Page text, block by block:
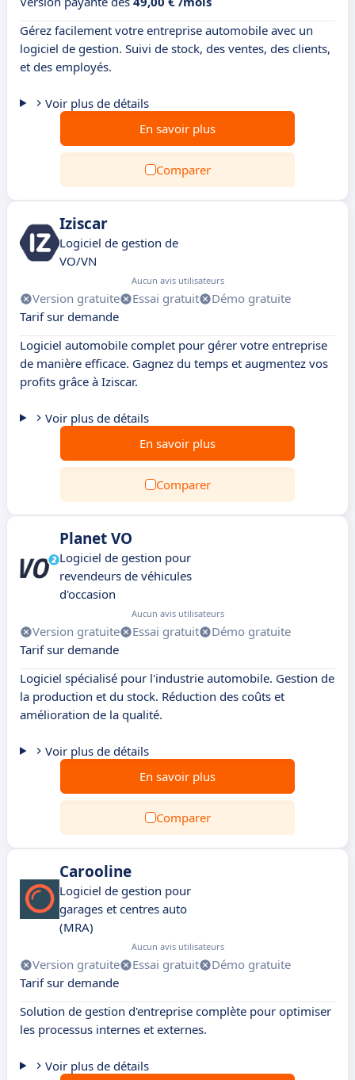
Gérez facilement votre entreprise automobile avec un
logiciel de gestion. Suivi de stock, des ventes, des clients,
et des employés.
Voir plus de détails
En savoir plus
Comparer
Iziscar
Logiciel de gestion de
VO/VN
Aucun avis utilisateurs
Version gratuite Essai gratuit
Démo gratuite
Tarif sur demande
Logiciel automobile complet pour gérer votre entreprise
de manière efficace. Gagnez du temps et augmentez vos
profits grâce à Iziscar.
Voir plus de détails
En savoir plus
Comparer
Planet VO
Logiciel de gestion pour
revendeurs de véhicules
d'occasion
Aucun avis utilisateurs
Version gratuite Essai gratuit
Démo gratuite
Tarif sur demande
Logiciel spécialisé pour l'industrie automobile. Gestion de
la production et du stock. Réduction des coûts et
amélioration de la qualité.
Voir plus de détails
En savoir plus
Comparer
Carooline
Logiciel de gestion pour
garages et centres auto
(MRA)
Aucun avis utilisateurs
Version gratuite Essai gratuit
Démo gratuite
Tarif sur demande
Solution de gestion d'entreprise complète pour optimiser
les processus internes et externes.
Voir plus de détails